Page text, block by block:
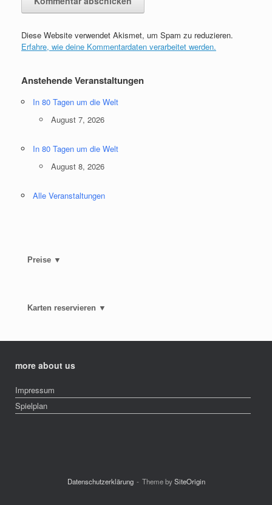
Diese Website verwendet Akismet, um Spam zu reduzieren.
Erfahre, wie deine Kommentardaten verarbeitet werden.
Anstehende Veranstaltungen
In 80 Tagen um die Welt
August 7, 2026
In 80 Tagen um die Welt
August 8, 2026
Alle Veranstaltungen
Preise ▼
Karten reservieren ▼
more about us
Impressum
Spielplan
Datenschutzerklärung Theme bySiteOrigin